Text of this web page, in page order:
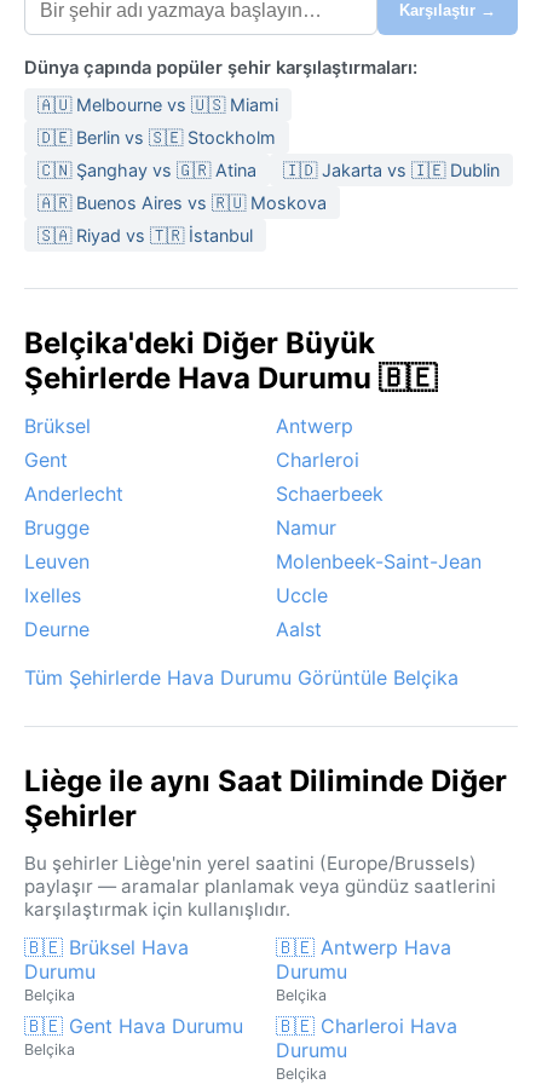
Karşılaştır →
Dünya çapında popüler şehir karşılaştırmaları:
🇦🇺 Melbourne vs 🇺🇸 Miami
🇩🇪 Berlin vs 🇸🇪 Stockholm
🇨🇳 Şanghay vs 🇬🇷 Atina
🇮🇩 Jakarta vs 🇮🇪 Dublin
🇦🇷 Buenos Aires vs 🇷🇺 Moskova
🇸🇦 Riyad vs 🇹🇷 İstanbul
Belçika'deki Diğer Büyük
Şehirlerde Hava Durumu 🇧🇪
Brüksel
Antwerp
Gent
Charleroi
Anderlecht
Schaerbeek
Brugge
Namur
Leuven
Molenbeek-Saint-Jean
Ixelles
Uccle
Deurne
Aalst
Tüm Şehirlerde Hava Durumu Görüntüle Belçika
Liège ile aynı Saat Diliminde Diğer
Şehirler
Bu şehirler Liège'nin yerel saatini (Europe/Brussels)
paylaşır — aramalar planlamak veya gündüz saatlerini
karşılaştırmak için kullanışlıdır.
🇧🇪 Brüksel Hava
Durumu
Belçika
🇧🇪 Antwerp Hava
Durumu
Belçika
🇧🇪 Gent Hava Durumu
Belçika
🇧🇪 Charleroi Hava
Durumu
Belçika